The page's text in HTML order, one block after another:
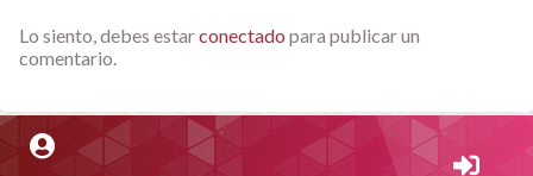
Lo siento, debes estarconectado para publicar un
comentario.